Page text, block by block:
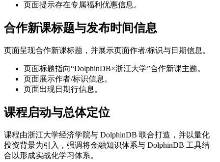
页面提示存在专属福利优惠信息。
合作新课标题与发布时间信息
页面呈现合作新课标题，并展示页面作者/标识与日期信息。
页面标题指向“DolphinDB×浙江大学”合作新课主题。
页面展示作者/标识信息。
页面出现日期行信息。
课程启动与总体定位
课程由浙江大学经济学院与 DolphinDB 联合打造，并以量化
投资背景为引入，强调将金融知识体系与 DolphinDB 工具结
合以形成实战化学习体系。